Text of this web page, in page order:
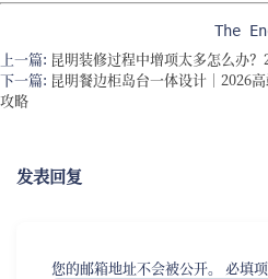
The
上一篇: 昆明装修过程中增项太多怎么办
下一篇: 昆明餐边柜岛台一体设计｜2026
攻略
发表回复
您的邮箱地址不会被公开。 必填